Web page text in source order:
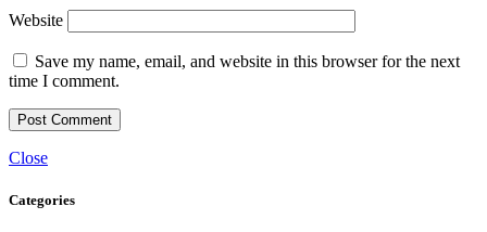
Website
Save my name, email, and website in this browser for the next
time I comment.
Close
Categories